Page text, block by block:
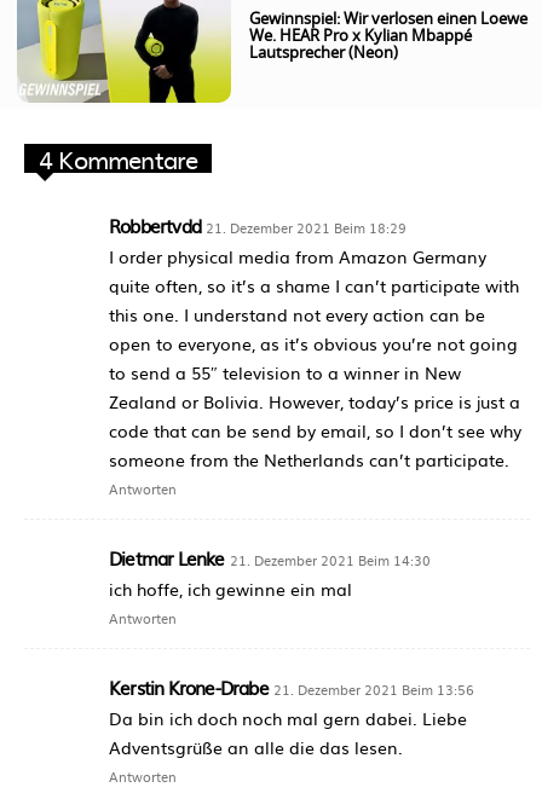
Gewinnspiel: Wir verlosen einen Loewe
We. HEAR Pro x Kylian Mbappé
Lautsprecher (Neon)
4 Kommentare
Robbertvdd 21. Dezember 2021 Beim 18:29
I order physical media from Amazon Germany
quite often, so it’s a shame I can’t participate with
this one. I understand not every action can be
open to everyone, as it’s obvious you’re not going
to send a 55″ television to a winner in New
Zealand or Bolivia. However, today’s price is just a
code that can be send by email, so I don’t see why
someone from the Netherlands can’t participate.
Antworten
Dietmar Lenke 21. Dezember 2021 Beim 14:30
ich hoffe, ich gewinne ein mal
Antworten
Kerstin Krone-Drabe 21. Dezember 2021 Beim 13:56
Da bin ich doch noch mal gern dabei. Liebe
Adventsgrüße an alle die das lesen.
Antworten